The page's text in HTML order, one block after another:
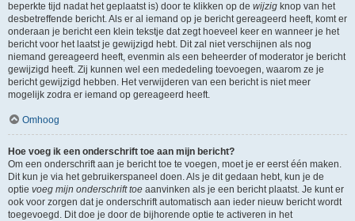
beperkte tijd nadat het geplaatst is) door te klikken op de wijzig knop van het
desbetreffende bericht. Als er al iemand op je bericht gereageerd heeft, komt er
onderaan je bericht een klein tekstje dat zegt hoeveel keer en wanneer je het
bericht voor het laatst je gewijzigd hebt. Dit zal niet verschijnen als nog
niemand gereageerd heeft, evenmin als een beheerder of moderator je bericht
gewijzigd heeft. Zij kunnen wel een mededeling toevoegen, waarom ze je
bericht gewijzigd hebben. Het verwijderen van een bericht is niet meer
mogelijk zodra er iemand op gereageerd heeft.
Omhoog
Hoe voeg ik een onderschrift toe aan mijn bericht?
Om een onderschrift aan je bericht toe te voegen, moet je er eerst één maken.
Dit kun je via het gebruikerspaneel doen. Als je dit gedaan hebt, kun je de
optie voeg mijn onderschrift toe aanvinken als je een bericht plaatst. Je kunt er
ook voor zorgen dat je onderschrift automatisch aan ieder nieuw bericht wordt
toegevoegd. Dit doe je door de bijhorende optie te activeren in het